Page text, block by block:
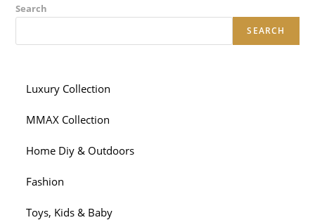
Search
SEARCH
Luxury Collection
MMAX Collection
Home Diy & Outdoors
Fashion
Toys, Kids & Baby